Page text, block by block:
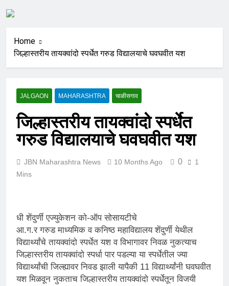
Home
जिल्हास्तरीय तायक्वांदो स्पर्धेत गरुड विद्यालयाचे घवघवीत यश
JALGAON MAHARASHTRA चाळीसगाव
जिल्हास्तरीय तायक्वांदो स्पर्धेत
गरुड विद्यालयाचे घवघवीत यश
JBN Maharashtra News 10 Months Ago 0
1
Mins
धी शेंदुर्णी एज्युकेशन को-ऑप सोसायटीचे
आ.ग.र गरुड माध्यमिक व कनिष्ठ महाविद्यालय शेंदुर्णी येथील
विद्यार्थ्यांचे तायक्वांदो स्पर्धेत यश व विभागावर निवळ नुकत्याच
जिल्हास्तरीय तायक्वांदो स्पर्धा पार पडल्या या स्पर्धेतील ज्या
विद्यार्थ्यांची जिल्ह्यावर निवड झाली यापैकी 11 विद्यार्थ्यांनी घवघवीत
यश मिळवून नुकताच जिल्हास्तरीय तायक्वांदो स्पर्धेतून विजयी